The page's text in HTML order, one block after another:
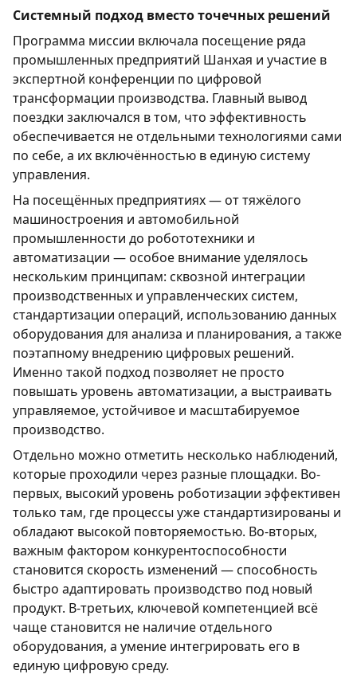
Системный подход вместо точечных решений
Программа миссии включала посещение ряда
промышленных предприятий Шанхая и участие в
экспертной конференции по цифровой
трансформации производства. Главный вывод
поездки заключался в том, что эффективность
обеспечивается не отдельными технологиями сами
по себе, а их включённостью в единую систему
управления.
На посещённых предприятиях — от тяжёлого
машиностроения и автомобильной
промышленности до робототехники и
автоматизации — особое внимание уделялось
нескольким принципам: сквозной интеграции
производственных и управленческих систем,
стандартизации операций, использованию данных
оборудования для анализа и планирования, а также
поэтапному внедрению цифровых решений.
Именно такой подход позволяет не просто
повышать уровень автоматизации, а выстраивать
управляемое, устойчивое и масштабируемое
производство.
Отдельно можно отметить несколько наблюдений,
которые проходили через разные площадки. Во-
первых, высокий уровень роботизации эффективен
только там, где процессы уже стандартизированы и
обладают высокой повторяемостью. Во-вторых,
важным фактором конкурентоспособности
становится скорость изменений — способность
быстро адаптировать производство под новый
продукт. В-третьих, ключевой компетенцией всё
чаще становится не наличие отдельного
оборудования, а умение интегрировать его в
единую цифровую среду.